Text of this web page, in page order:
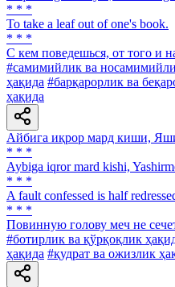
* * *
To take a leaf out of one's book.
* * *
С кем поведешься, от того и
#самимийлик ва
ҳақида #барқарорлик ва
ҳақида
Айбига иқрор мард киши,
* * *
Aybiga iqror mard kishi,
* * *
A fault confessed is half
* * *
Повинную голову меч не
#ботирлик ва қўрқоқлик
ҳақида #қудрат ва ожизлик